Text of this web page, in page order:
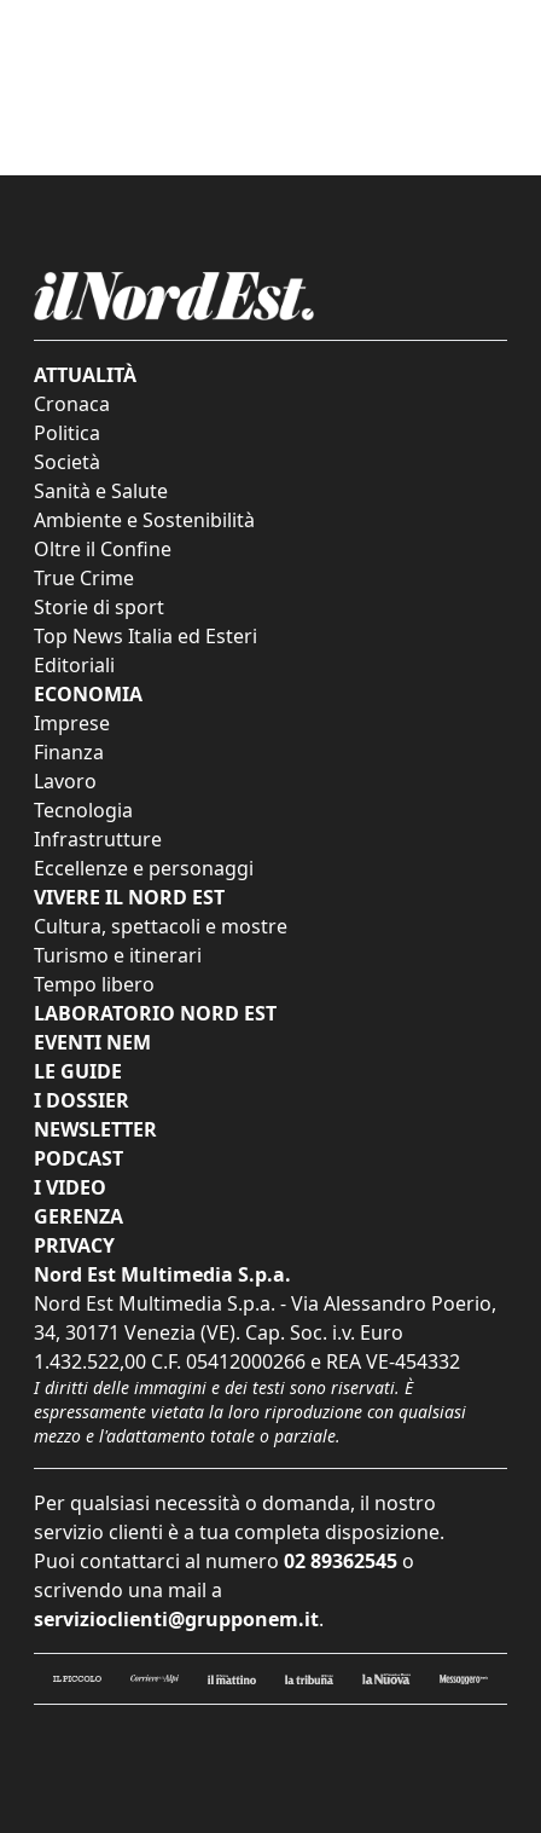
ATTUALITÀ
Cronaca
Politica
Società
Sanità e Salute
Ambiente e Sostenibilità
Oltre il Confine
True Crime
Storie di sport
Top News Italia ed Esteri
Editoriali
ECONOMIA
Imprese
Finanza
Lavoro
Tecnologia
Infrastrutture
Eccellenze e personaggi
VIVERE IL NORD EST
Cultura, spettacoli e mostre
Turismo e itinerari
Tempo libero
LABORATORIO NORD EST
EVENTI NEM
LE GUIDE
I DOSSIER
NEWSLETTER
PODCAST
I VIDEO
GERENZA
PRIVACY
Nord Est Multimedia S.p.a.
Nord Est Multimedia S.p.a. - Via Alessandro Poerio,
34, 30171 Venezia (VE). Cap. Soc. i.v. Euro
1.432.522,00 C.F. 05412000266 e REA VE-454332
I diritti delle immagini e dei testi sono riservati. È
espressamente vietata la loro riproduzione con qualsiasi
mezzo e l'adattamento totale o parziale.
Per qualsiasi necessità o domanda, il nostro
servizio clienti è a tua completa disposizione.
Puoi contattarci al numero 02 89362545 o
scrivendo una mail a
servizioclienti@grupponem.it.